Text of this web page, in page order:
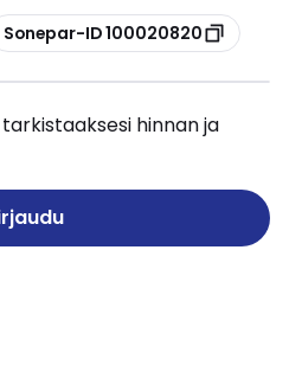
Sonepar-ID 100020820
hinnan ja